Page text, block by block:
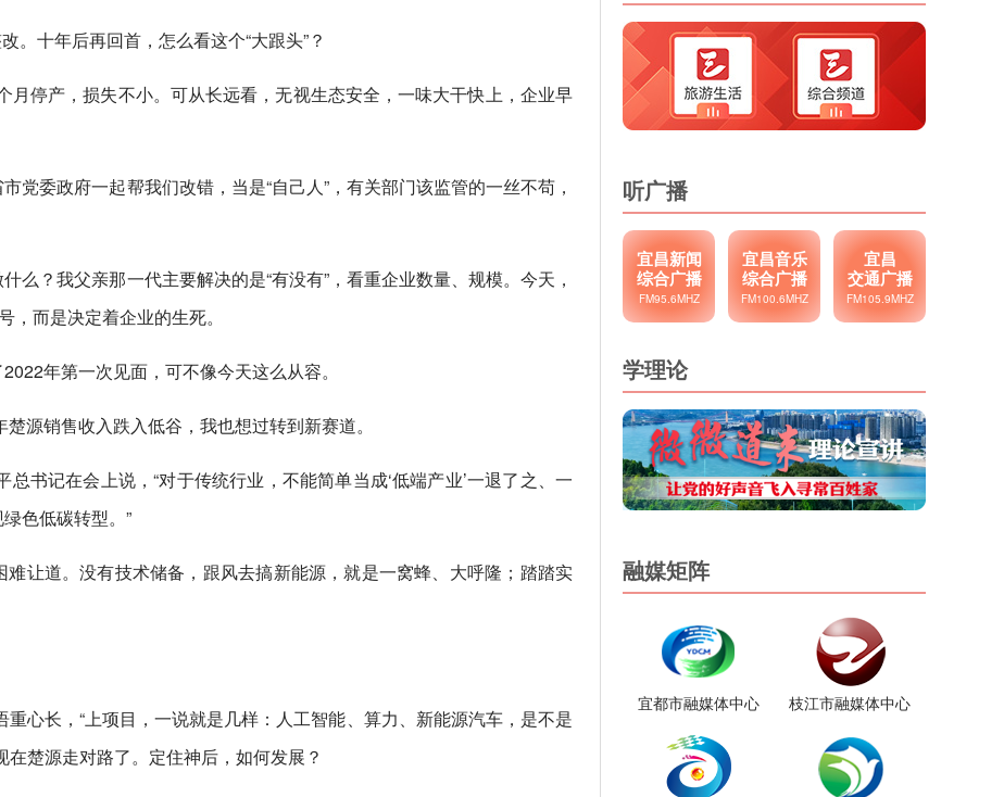
。十年后再回首，怎么看这个“大跟头”？
停产，损失不小。可从长远看，无视生态安全，一味大干快上，企业早
党委政府一起帮我们改错，当是“自己人”，有关部门该监管的一丝不苟，
么？我父亲那一代主要解决的是“有没有”，看重企业数量、规模。今天，
，而是决定着企业的生死。
年第一次见面，可不像今天这么从容。
源销售收入跌入低谷，我也想过转到新赛道。
书记在会上说，“对于传统行业，不能简单当成‘低端产业’一退了之、一
色低碳转型。”
让道。没有技术储备，跟风去搞新能源，就是一窝蜂、大呼隆；踏踏实
心长，“上项目，一说就是几样：人工智能、算力、新能源汽车，是不是
楚源走对路了。定住神后，如何发展？
听广播
宜昌新闻
综合广播
FM95.6MHZ
宜昌音乐
综合广播
FM100.6MHZ
宜昌
交通广播
FM105.9MHZ
学理论
融媒矩阵
宜都市融媒体中心 枝江市融媒体中心